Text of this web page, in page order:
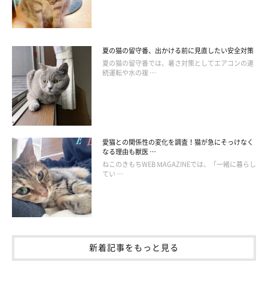
夏の猫の留守番、出かける前に見直したい安全対策
夏の猫の留守番では、暑さ対策としてエアコンの連
続運転や水の複 …
愛猫との関係性の変化を調査！猫が急にそっけなく
なる理由も獣医 …
ねこのきもちWEB MAGAZINEでは、「一緒に暮らし
てい …
新着記事をもっと見る